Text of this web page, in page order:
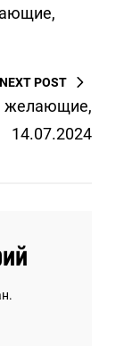
NEXT POST
желающие,
14.07.2024